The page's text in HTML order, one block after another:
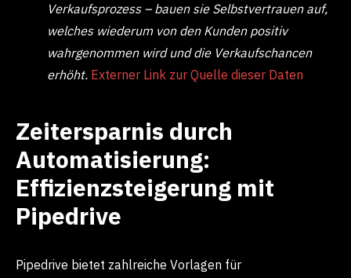
Verkaufsprozess – bauen sie Selbstvertrauen auf,
welches wiederum von den Kunden positiv
wahrgenommen wird und die Verkaufschancen
erhöht. Externer Link zur Quelle dieser Daten
Zeitersparnis durch
Automatisierung:
Effizienzsteigerung mit
Pipedrive
Pipedrive bietet zahlreiche Vorlagen für